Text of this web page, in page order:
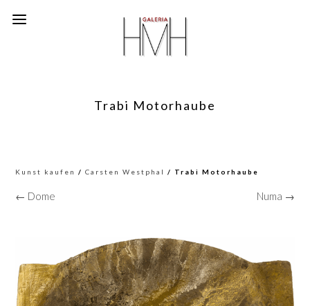
Trabi Motorhaube
Kunst kaufen /Carsten Westphal / Trabi Motorhaube
← Dome Numa →